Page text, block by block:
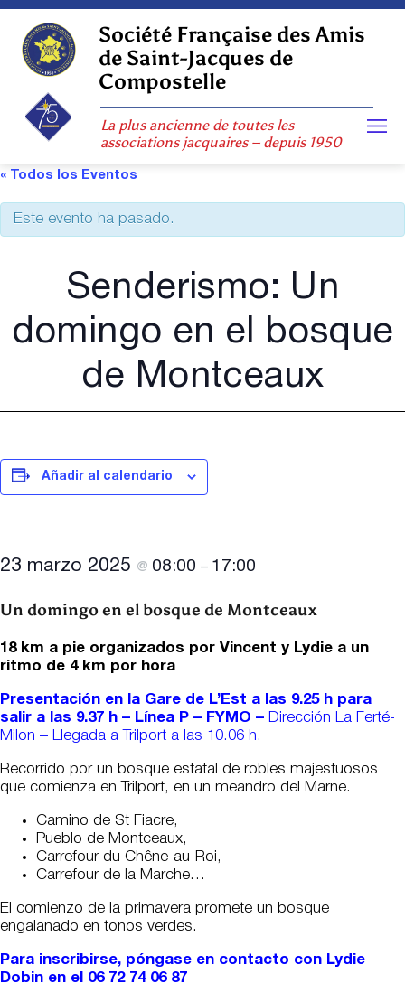
Skip
content
Société Française des Amis
de Saint-Jacques de
Compostelle
La plus ancienne de toutes les
associations jacquaires – depuis 1950
« Todos los Eventos
Este evento ha pasado.
Senderismo: Un
domingo en el bosque
de Montceaux
Añadir al calendario
23 marzo 2025 @ 08:00 – 17:00
Un domingo en el bosque de Montceaux
18 km a pie organizados por Vincent y Lydie a un
ritmo de 4 km por hora
Presentación en la Gare de L’Est a las 9.25 h para
salir a las 9.37 h – Línea P – FYMO –
Dirección La Ferté-
Milon – Llegada a Trilport a las 10.06 h.
Recorrido por un bosque estatal de robles majestuosos
que comienza en Trilport, en un meandro del Marne.
Camino de St Fiacre,
Pueblo de Montceaux,
Carrefour du Chêne-au-Roi,
Carrefour de la Marche…
El comienzo de la primavera promete un bosque
engalanado en tonos verdes.
Para inscribirse, póngase en contacto con Lydie
Dobin en el 06 72 74 06 87